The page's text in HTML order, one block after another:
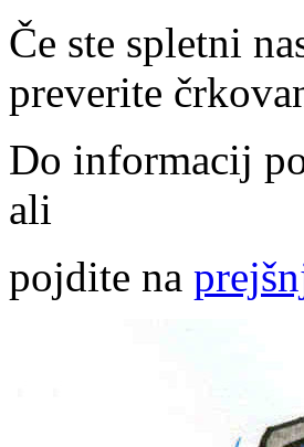
Če ste spletni
preverite
Do informacij
ali
pojdite na